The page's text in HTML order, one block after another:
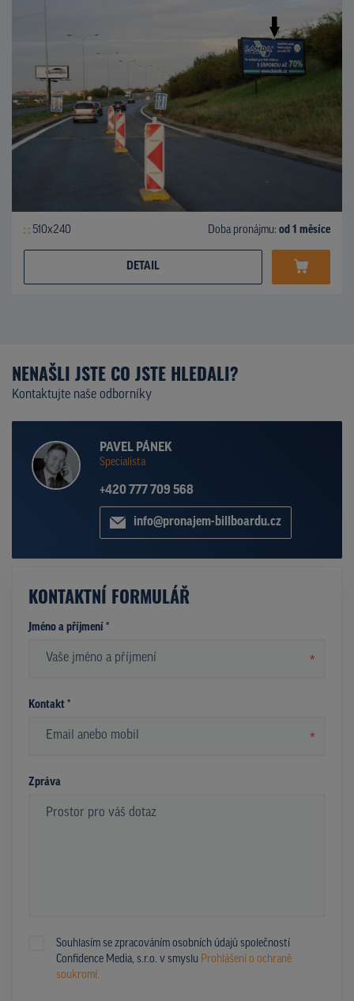
510x240 Doba pronájmu: od 1 měsíce
DETAIL
NENAŠLI JSTE CO JSTE HLEDALI?
Kontaktujte naše odborníky
PAVEL PÁNEK
Specialista
+420 777 709 568
info@pronajem-billboardu.cz
KONTAKTNÍ FORMULÁŘ
Jméno a příjmení *
*
Kontakt *
*
Zpráva
Souhlasím se zpracováním osobních údajů společností
Confidence Media, s.r.o. v smyslu Prohlášení o ochraně
soukromí.